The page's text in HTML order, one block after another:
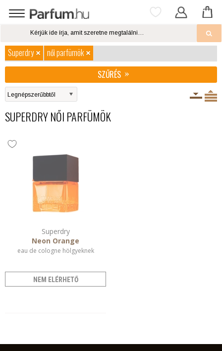
Superdry
női parfümök
SZŰRÉS
SUPERDRY NŐI PARFÜMÖK
Superdry
Neon Orange
eau de cologne hölgyeknek
NEM ELÉRHETŐ